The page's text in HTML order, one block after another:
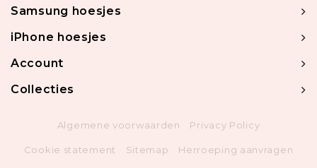
Samsung hoesjes
iPhone hoesjes
Account
Collecties
Algemene voorwaarden Privacy Policy
Cookie statement Sitemap Herroeping aanvragen